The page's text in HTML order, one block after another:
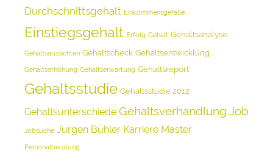
Durchschnittsgehalt Einkommensgefälle
Einstiegsgehalt Erfolg Gehalt Gehaltsanalyse
Gehaltsaussichten Gehaltscheck Gehaltsentwicklung
Gehaltserhöhung Gehaltserwartung Gehaltsreport
Gehaltsstudie Gehaltsstudie 2012
Gehaltsunterschiede Gehaltsverhandlung Job
Jobsuche Jürgen Bühler Karriere Master
Personalberatung